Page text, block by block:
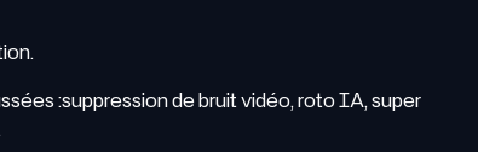
:suppression de bruit vidéo, roto IA, super